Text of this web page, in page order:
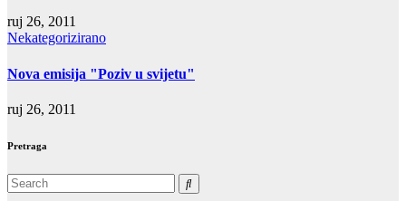
ruj 26, 2011
Nekategorizirano
Nova emisija "Poziv u svijetu"
ruj 26, 2011
Pretraga